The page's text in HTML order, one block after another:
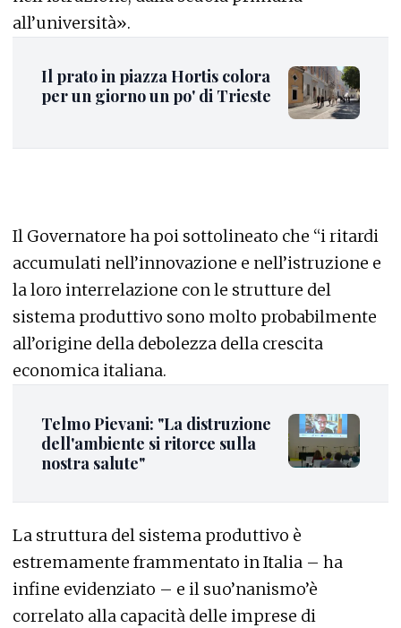
all’università».
Il prato in piazza Hortis colora
per un giorno un po' di Trieste
Il Governatore ha poi sottolineato che “i ritardi
accumulati nell’innovazione e nell’istruzione e
la loro interrelazione con le strutture del
sistema produttivo sono molto probabilmente
all’origine della debolezza della crescita
economica italiana.
Telmo Pievani: "La distruzione
dell'ambiente si ritorce sulla
nostra salute"
La struttura del sistema produttivo è
estremamente frammentato in Italia – ha
infine evidenziato – e il suo’nanismo’è
correlato alla capacità delle imprese di